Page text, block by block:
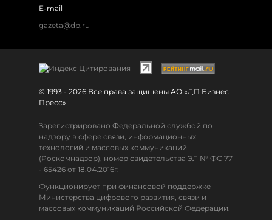
E-mail
gazeta@dp.ru
© 1993 - 2026 Все права защищены АО «ДП Бизнес
Пресс»
Зарегистрировано Федеральной службой по
надзору в сфере связи, информационных
технологий и массовых коммуникаций
(Роскомнадзор), номер свидетельства ЭЛ № ФС 77
- 65426 от 18.04.2016г.
Функционирует при финансовой поддержке
Министерства цифрового развития, связи и
массовых коммуникаций Российской Федерации.